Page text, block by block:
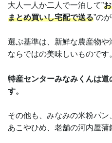
大人一人か二人で一泊して”
まとめ買いし宅配で送る”の
選ぶ基準は、新鮮な農産物
ならではの美味しいものです
特産センターみなみくんは
す。
その他も、みなみの米粉パ
あこやひめ、老舗の河内屋蒲